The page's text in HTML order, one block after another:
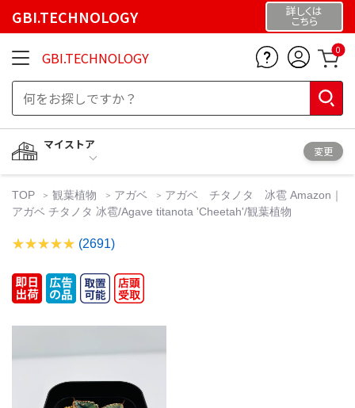
GBI.TECHNOLOGY 詳しくは
こちら
GBI.TECHNOLOGY 0
マイストア
変更
TOP 観葉植物 アガベ
アガベ チタノタ 冰雹 Amazon｜
アガベ チタノタ 冰雹/Agave titanota 'Cheetah'/観葉植物
(2691)